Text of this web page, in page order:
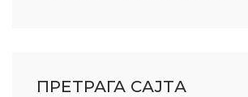
ПРЕТРАГА САЈТА